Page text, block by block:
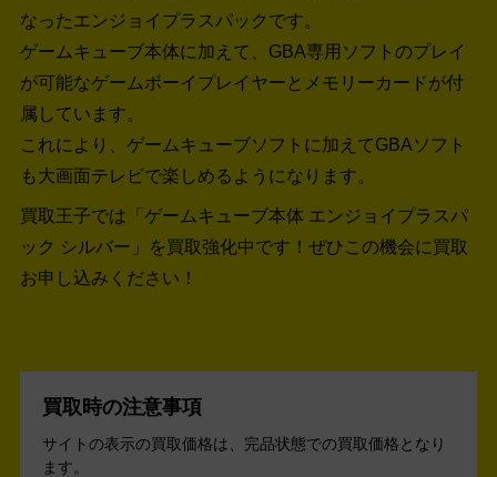
なったエンジョイプラスパックです。
ゲームキューブ本体に加えて、GBA専用ソフトのプレイ
が可能なゲームボーイプレイヤーとメモリーカードが付
属しています。
これにより、ゲームキューブソフトに加えてGBAソフト
も大画面テレビで楽しめるようになります。
買取王子では「ゲームキューブ本体 エンジョイプラスパ
ック シルバー」を買取強化中です！ ぜひこの機会に買取
お申し込みください！
買取時の注意事項
サイトの表示の買取価格は、完品状態での買取価格となり
ます。